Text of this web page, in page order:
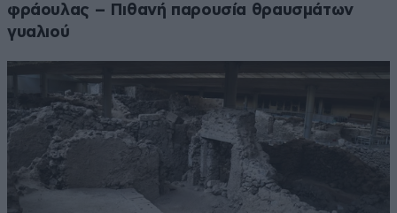
φράουλας – Πιθανή παρουσία θραυσμάτων
γυαλιού